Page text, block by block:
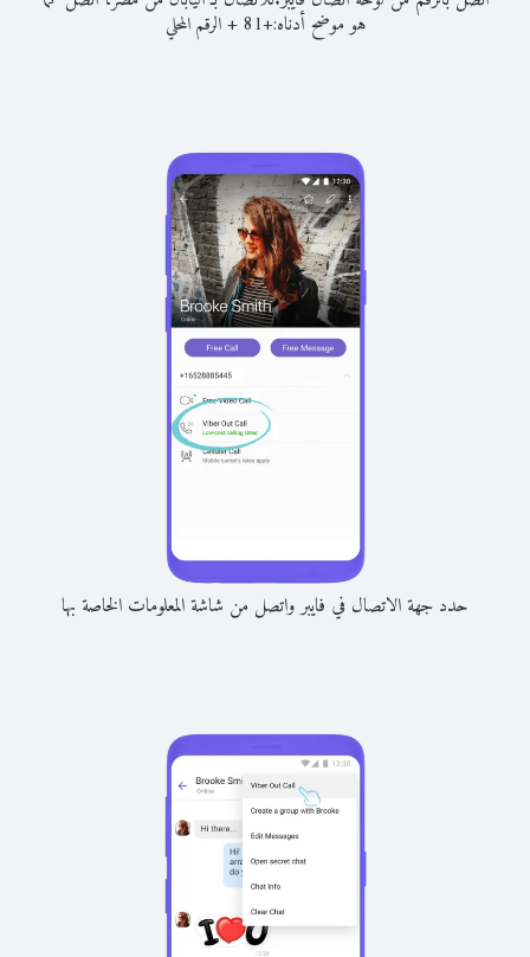
هو موضح أدناه:+
81
+الرقم المحلي
حدد جهة الاتصال في فايبر واتصل من شاشة المعلومات الخاصة بها